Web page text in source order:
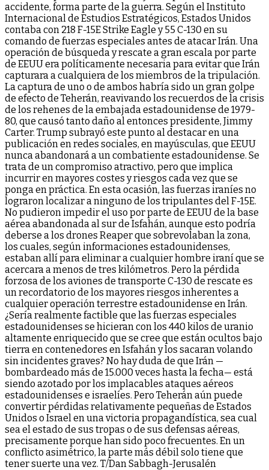
accidente, forma parte de la guerra. Según el Instituto
Internacional de Estudios Estratégicos, Estados Unidos
contaba con 218 F-15E Strike Eagle y 55 C-130 en su
comando de fuerzas especiales antes de atacar Irán. Una
operación de búsqueda y rescate a gran escala por parte
de EEUU era políticamente necesaria para evitar que Irán
capturara a cualquiera de los miembros de la tripulación.
La captura de uno o de ambos habría sido un gran golpe
de efecto de Teherán, reavivando los recuerdos de la crisis
de los rehenes de la embajada estadounidense de 1979-
80, que causó tanto daño al entonces presidente, Jimmy
Carter. Trump subrayó este punto al destacar en una
publicación en redes sociales, en mayúsculas, que EEUU
nunca abandonará a un combatiente estadounidense. Se
trata de un compromiso atractivo, pero que implica
incurrir en mayores costes y riesgos cada vez que se
ponga en práctica. En esta ocasión, las fuerzas iraníes no
lograron localizar a ninguno de los tripulantes del F-15E.
No pudieron impedir el uso por parte de EEUU de la base
aérea abandonada al sur de Isfahán, aunque esto podría
deberse a los drones Reaper que sobrevolaban la zona,
los cuales, según informaciones estadounidenses,
estaban allí para eliminar a cualquier hombre iraní que se
acercara a menos de tres kilómetros. Pero la pérdida
forzosa de los aviones de transporte C-130 de rescate es
un recordatorio de los mayores riesgos inherentes a
cualquier operación terrestre estadounidense en Irán.
¿Sería realmente factible que las fuerzas especiales
estadounidenses se hicieran con los 440 kilos de uranio
altamente enriquecido que se cree que están ocultos bajo
tierra en contenedores en Isfahán y los sacaran volando
sin incidentes graves? No hay duda de que Irán —
bombardeado más de 15.000 veces hasta la fecha— está
siendo azotado por los implacables ataques aéreos
estadounidenses e israelíes. Pero Teherán aún puede
convertir pérdidas relativamente pequeñas de Estados
Unidos o Israel en una victoria propagandística, sea cual
sea el estado de sus tropas o de sus defensas aéreas,
precisamente porque han sido poco frecuentes. En un
conflicto asimétrico, la parte más débil solo tiene que
tener suerte una vez. T/Dan Sabbagh-Jerusalén